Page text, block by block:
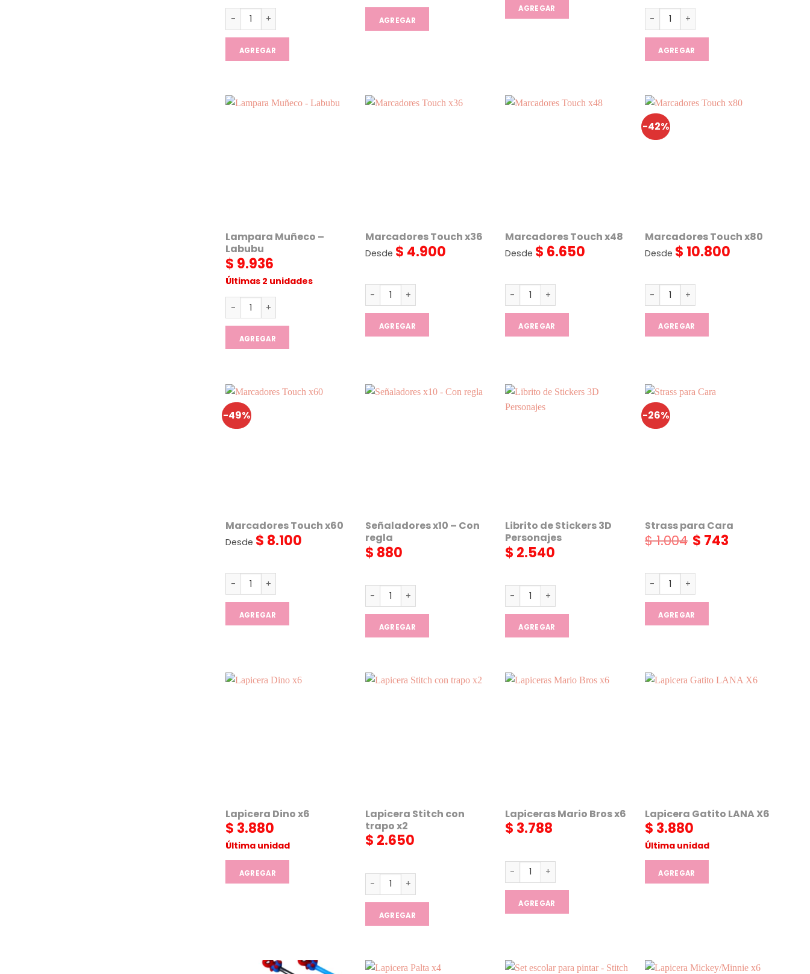
Libro de Pintar+Stikers - Spiderman cantidad
AGREGAR
AGREGAR
AGREGAR Resaltador Spinner - Pelota Futbol
AGREGAR
Lampara Muñeco –
Labubu
$ 9.936
Últimas 2 unidades
Lampara Muñeco - Labubu cantidad
AGREGAR
Marcadores Touch x36
Desde $ 4.900
Marcadores Touch x36 cantidad
AGREGAR
Marcadores Touch x48
Desde $ 6.650
Marcadores Touch x48 cantidad
AGREGAR
-42%
Marcadores Touch x80
Desde $ 10.800
Marcadores Touch x80 cantidad
AGREGAR
-49%
Marcadores Touch x60
Desde $ 8.100
Marcadores Touch x60 cantidad
AGREGAR
Señaladores x10 – Con
regla
$ 880
Señaladores x10 - Con regla cantidad
AGREGAR
Librito de Stickers 3D
Personajes
$ 2.540
Librito de Stickers 3D Personajes cantidad
AGREGAR
-26%
Strass para Cara
$1.004 El
precio
$ 1.004.
$ 743
Strass para Cara cantidad
AGREGAR
Lapicera Dino x6
$ 3.880
Última unidad
AGREGAR
Lapicera Stitch con
trapo x2
$ 2.650
Lapicera Stitch con trapo x2 cantidad
AGREGAR
Lapiceras Mario Bros x6
$ 3.788
Lapiceras Mario Bros x6 cantidad
AGREGAR
Lapicera Gatito LANA X6
$ 3.880
Última unidad
AGREGAR